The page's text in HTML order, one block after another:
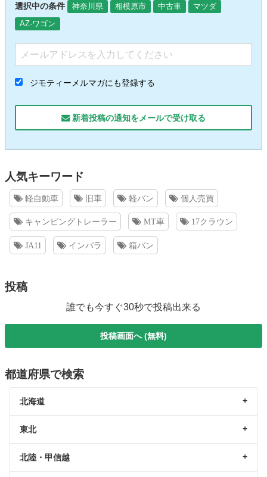
選択中の条件 神奈川県 相模原市 中古車
マツダ
AZ-ワゴン
ジモティーメルマガにも登録する
新着投稿の通知をメールで受け取る
人気キーワード
軽自動車 旧車 軽バン 個人売買
キャンピングトレーラー MT車 17クラウン
JA11 インパラ 箱バン
投稿
誰でも今すぐ30秒で投稿出来る
投稿画面へ (無料)
都道府県で検索
北海道
東北
北陸・甲信越